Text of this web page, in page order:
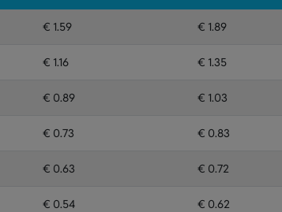
€ 1.59 € 1.89
€ 1.16 € 1.35
€ 0.89 € 1.03
€ 0.73 € 0.83
€ 0.63 € 0.72
€ 0.54 € 0.62